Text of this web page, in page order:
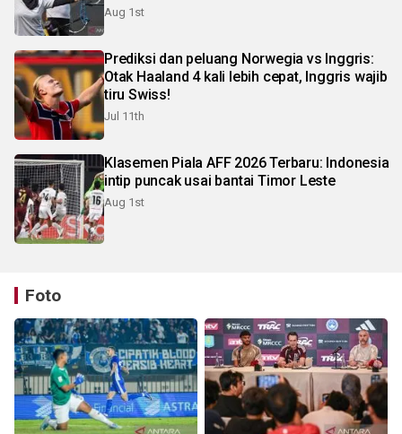
Aug 1st
Prediksi dan peluang Norwegia vs Inggris:
Otak Haaland 4 kali lebih cepat, Inggris wajib
tiru Swiss!
Jul 11th
Klasemen Piala AFF 2026 Terbaru: Indonesia
intip puncak usai bantai Timor Leste
Aug 1st
Foto